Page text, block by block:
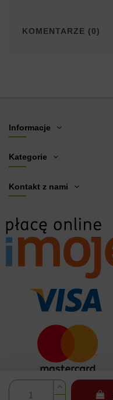
KOMENTARZE (0)
Informacje
Kategorie
Kontakt z nami